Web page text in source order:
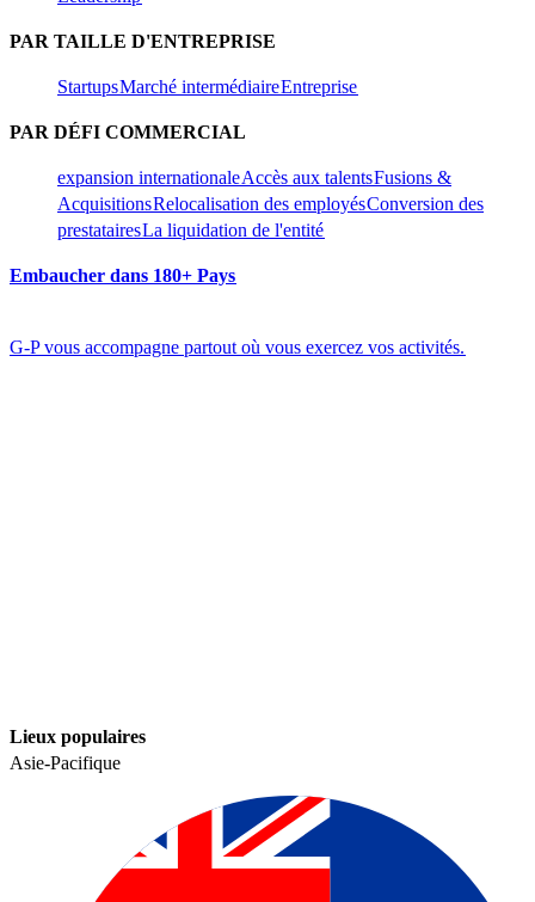
PAR TAILLE D'ENTREPRISE​​
Startups​​Marché intermédiaire​​Entreprise​​
PAR DÉFI COMMERCIAL​​
expansion internationale​​Accès aux talents​​Fusions &
Acquisitions​​Relocalisation des employés​​Conversion des
prestataires​​La liquidation de l'entité​​
Embaucher dans 180+ Pays​​
G-P vous accompagne partout où vous exercez vos activités.​​
Lieux populaires​​
Asie-Pacifique​​